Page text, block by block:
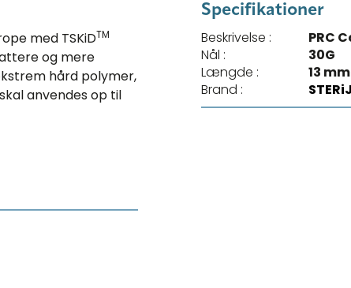
med TSKiDTM
og mere
hård polymer,
anvendes op til
Specifikationer
Beskrivelse :
PRC
Nål :
30G
Længde :
13 mm
Brand :